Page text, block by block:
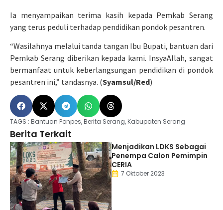
Ia menyampaikan terima kasih kepada Pemkab Serang
yang terus peduli terhadap pendidikan pondok pesantren.
“Wasilahnya melalui tanda tangan Ibu Bupati, bantuan dari
Pemkab Serang diberikan kepada kami. InsyaAllah, sangat
bermanfaat untuk keberlangsungan pendidikan di pondok
pesantren ini,” tandasnya. (Syamsul/Red)
TAGS : Bantuan Ponpes,Berita Serang,Kabupaten Serang
Berita Terkait
Menjadikan LDKS Sebagai
Penempa Calon Pemimpin
CERIA
7 Oktober 2023